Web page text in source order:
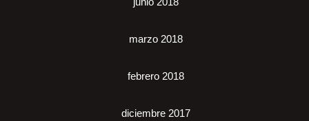
marzo 2018
febrero 2018
diciembre 2017